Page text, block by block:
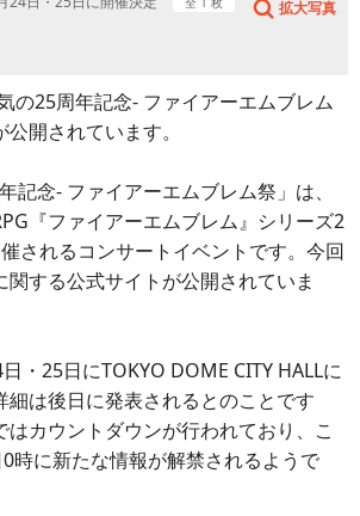
拡大写真
の25周年記念- ファイアーエムブレム
開されています。
記念- ファイアーエムブレム祭」は、
『ファイアーエムブレム』シリーズ2
されるコンサートイベントです。今回
関する公式サイトが公開されていま
・25日にTOKYO DOME CITY HALLに
細は後日に発表されるとのことです
はカウントダウンが行われており、こ
時に新たな情報が解禁されるようで